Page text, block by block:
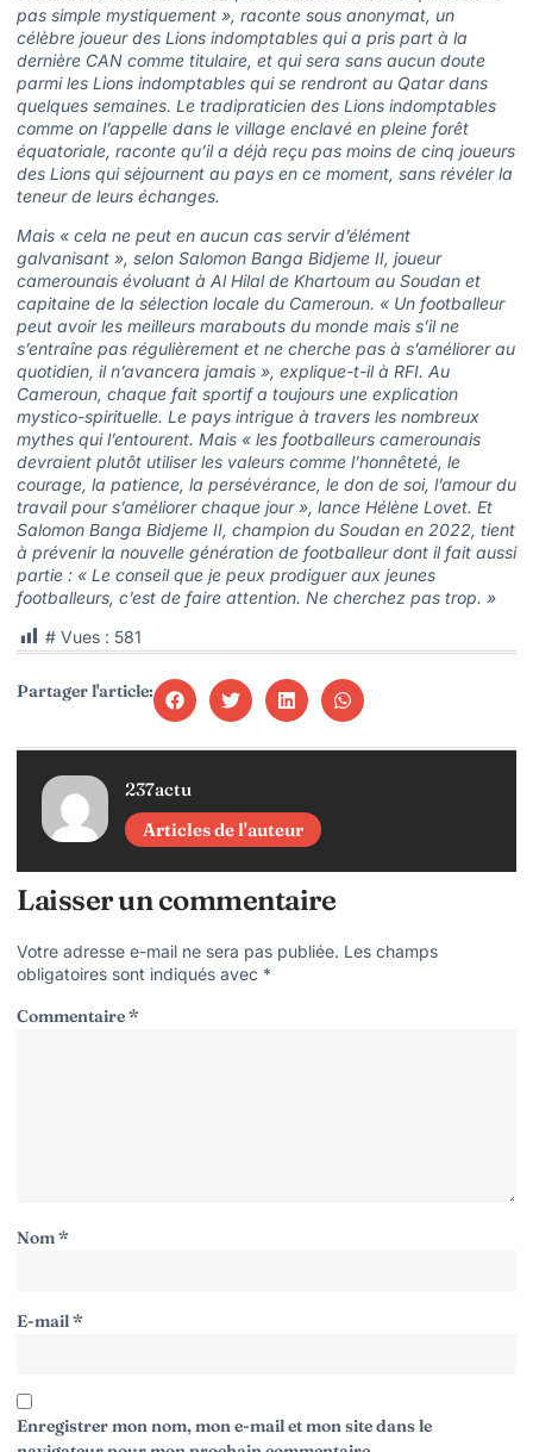
pas simple mystiquement », raconte sous anonymat, un
célèbre joueur des Lions indomptables qui a pris part à la
dernière CAN comme titulaire, et qui sera sans aucun doute
parmi les Lions indomptables qui se rendront au Qatar dans
quelques semaines. Le tradipraticien des Lions indomptables
comme on l’appelle dans le village enclavé en pleine forêt
équatoriale, raconte qu’il a déjà reçu pas moins de cinq joueurs
des Lions qui séjournent au pays en ce moment, sans révéler la
teneur de leurs échanges.
Mais « cela ne peut en aucun cas servir d’élément
galvanisant », selon Salomon Banga Bidjeme II, joueur
camerounais évoluant à Al Hilal de Khartoum au Soudan et
capitaine de la sélection locale du Cameroun. « Un footballeur
peut avoir les meilleurs marabouts du monde mais s’il ne
s’entraîne pas régulièrement et ne cherche pas à s’améliorer au
quotidien, il n’avancera jamais », explique-t-il à RFI. Au
Cameroun, chaque fait sportif a toujours une explication
mystico-spirituelle. Le pays intrigue à travers les nombreux
mythes qui l’entourent. Mais « les footballeurs camerounais
devraient plutôt utiliser les valeurs comme l’honnêteté, le
courage, la patience, la persévérance, le don de soi, l’amour du
travail pour s’améliorer chaque jour », lance Hélène Lovet. Et
Salomon Banga Bidjeme II, champion du Soudan en 2022, tient
à prévenir la nouvelle génération de footballeur dont il fait aussi
partie : « Le conseil que je peux prodiguer aux jeunes
footballeurs, c’est de faire attention. Ne cherchez pas trop. »
# Vues : 581
Partager l'article:
237actu
Articles de l'auteur
Laisser un commentaire
Votre adresse e-mail ne sera pas publiée. Les champs
obligatoires sont indiqués avec *
Commentaire*
Nom*
E-mail*
Enregistrer mon nom, mon e-mail et mon site dans le